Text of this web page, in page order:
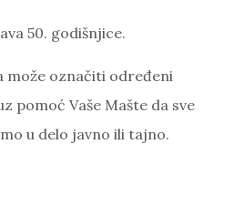
50. godišnjice.
može označiti određeni
pomoć Vaše Mašte da sve
u delo javno ili tajno.